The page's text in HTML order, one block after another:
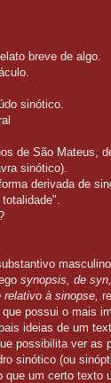
breve de algo.
sinótico.
de São Mateus,
sinótico).
derivada de
synopsis, de syn,
à sinopse,
possui o mais
ideias de um
possibilita ver as
sinótico (ou
que um certo texto